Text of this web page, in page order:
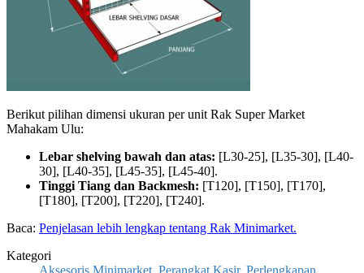
Berikut pilihan dimensi ukuran per unit Rak Super Market
Mahakam Ulu:
Lebar shelving bawah dan atas: [L30-25], [L35-30], [L40-
30], [L40-35], [L45-35], [L45-40].
Tinggi Tiang dan Backmesh: [T120], [T150], [T170],
[T180], [T200], [T220], [T240].
Baca: Penjelasan lebih lengkap tentang Rak Minimarket.
Kategori
Aksesoris Minimarket Perangkat Kasir, Perlengkapan